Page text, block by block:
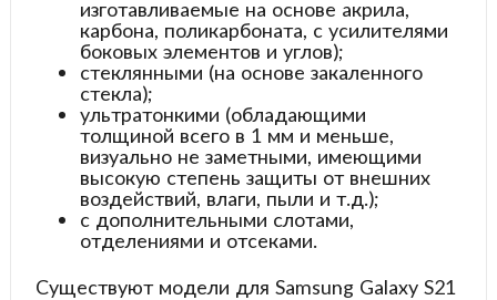
изготавливаемые на основе акрила,
карбона, поликарбоната, с усилителями
боковых элементов и углов);
стеклянными (на основе закаленного
стекла);
ультратонкими (обладающими
толщиной всего в 1 мм и меньше,
визуально не заметными, имеющими
высокую степень защиты от внешних
воздействий, влаги, пыли и т.д.);
с дополнительными слотами,
отделениями и отсеками.
Существуют модели для Samsung Galaxy S21